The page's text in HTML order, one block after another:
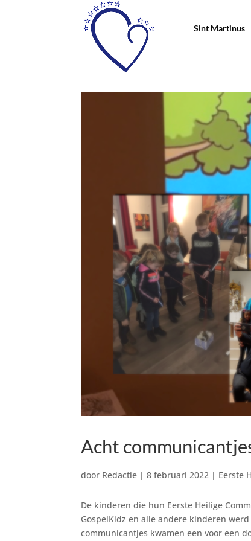
Sint Martinus
Acht
door Redactie |8 februari 2022 | Eerste
De kinderen die hun Eerste Heilige
GospelKidz en alle andere kinderen
communicantjes kwamen een voor een